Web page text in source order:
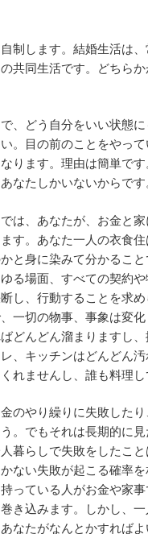
制します。結婚生活は
共同生活です。どちら
、どう自分をいい状態
。目の前のことをやっ
ります。理由は簡単で
なたしかいないからです
は、あなたが、お金と
す。あなた一人の衣食
と身に染みて分かること
る場面、すべての契約や
し、行動することを求
一切の物事、事象は変
どんどん溜まりますし
、キッチンはどんどん
れませんし、誰も料理し
のやり繰りに失敗した
。でもそれは長期的に見
暮らしで失敗をしたこ
ない失敗が起こる確率
っている人がお金や家
き込みます。しかし、
なたがなんとかすれば